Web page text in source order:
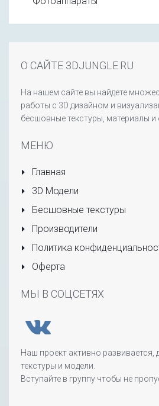
О САЙТЕ 3DJUNGLE.RU
На нашем сайте вы найдете
работы с 3D дизайном и
бесшовные текстуры, материалы
МЕНЮ
Главная
3D Модели
Бесшовные текстуры
Производители
Политика
Оферта
МЫ В СОЦСЕТЯХ
Наш проект активно
текстуры и модели.
Вступайте в группу чтобы не